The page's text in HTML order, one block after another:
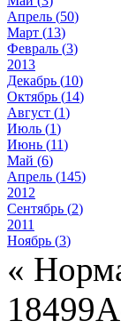
Апрель (50)
Март (13)
Февраль (3)
2013
Декабрь (10)
Октябрь (14)
Август (1)
Июль (1)
Июнь (11)
Май (6)
Апрель (145)
2012
Сентябрь (2)
2011
Ноябрь (3)
«
18499